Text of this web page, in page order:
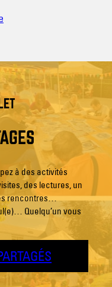
à des activités
des lectures, un
rencontres…
Quelqu’un vous